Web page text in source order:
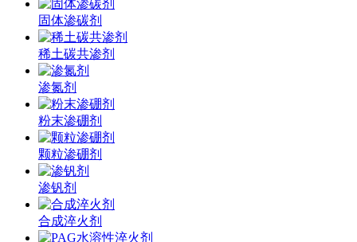
固体渗碳剂
稀土碳共渗剂
渗氮剂
粉末渗硼剂
颗粒渗硼剂
渗钒剂
合成淬火剂